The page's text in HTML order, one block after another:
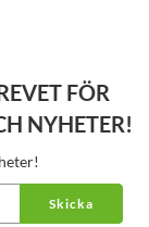
FÖR
NYHETER!
Skicka